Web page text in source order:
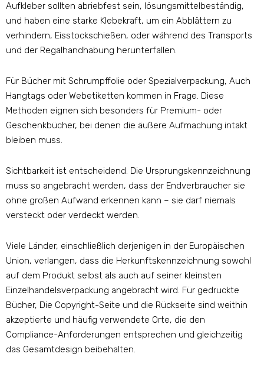
Aufkleber sollten abriebfest sein, lösungsmittelbeständig,
und haben eine starke Klebekraft, um ein Abblättern zu
verhindern, Eisstockschießen, oder während des Transports
und der Regalhandhabung herunterfallen.
Für Bücher mit Schrumpffolie oder Spezialverpackung, Auch
Hangtags oder Webetiketten kommen in Frage. Diese
Methoden eignen sich besonders für Premium- oder
Geschenkbücher, bei denen die äußere Aufmachung intakt
bleiben muss.
Sichtbarkeit ist entscheidend. Die Ursprungskennzeichnung
muss so angebracht werden, dass der Endverbraucher sie
ohne großen Aufwand erkennen kann – sie darf niemals
versteckt oder verdeckt werden.
Viele Länder, einschließlich derjenigen in der Europäischen
Union, verlangen, dass die Herkunftskennzeichnung sowohl
auf dem Produkt selbst als auch auf seiner kleinsten
Einzelhandelsverpackung angebracht wird. Für gedruckte
Bücher, Die Copyright-Seite und die Rückseite sind weithin
akzeptierte und häufig verwendete Orte, die den
Compliance-Anforderungen entsprechen und gleichzeitig
das Gesamtdesign beibehalten.